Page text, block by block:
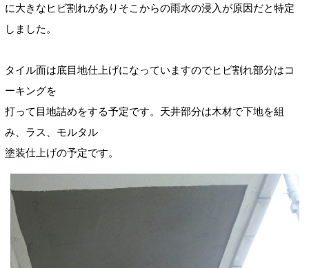
に大きなヒビ割れがありそこからの雨水の浸入が原因だと特定
しました。
タイル面は底目地仕上げになっていますのでヒビ割れ部分はコ
ーキングを
打って目地詰めをする予定です。天井部分は木材で下地を組
み、ラス、モルタル
塗装仕上げの予定です。